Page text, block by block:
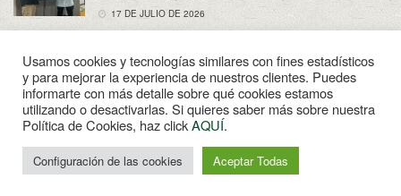
17 DE JULIO DE 2026
Sobre Nosotros Política de Privacidad
Aviso Legal
Contacto
© 2022Enpapel- Tu periodico de Madahonda.
Usamos cookies y tecnologías similares con fines estadísticos
y para mejorar la experiencia de nuestros clientes. Puedes
informarte con más detalle sobre qué cookies estamos
utilizando o desactivarlas. Si quieres saber más sobre nuestra
Política de Cookies, haz clickAQUÍ.
Configuración de las cookies Aceptar Todas